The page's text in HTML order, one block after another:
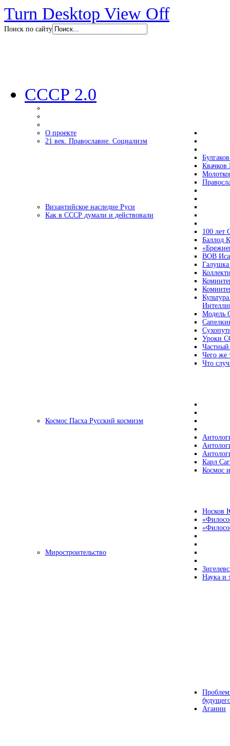
Turn Desktop View Off
Поиск по сайту
СССР 2.0
О проекте
21 век. Православие. Социализм
Византийское наследие Руси
Как в СССР думали и действовали
100 лет
Баллод
ВОВ
Модель
Уроки
Чего же
Что
Космос Пасха Русский космизм
Карл
Космос
Носков
Миростроительство
Наука и
Аганин